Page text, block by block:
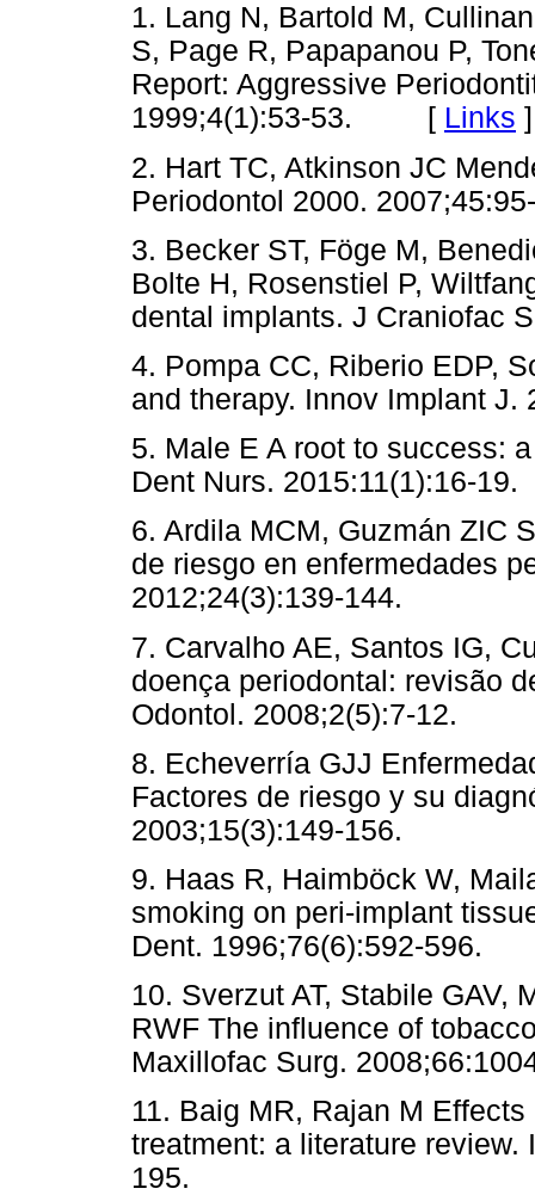
1. Lang N, Bartold M,
S, Page R, Papapanou P,
Report: Aggressive
1999;4(1):53-53. [ Links ]
2. Hart TC, Atkinson JC
Periodontol 2000.
3. Becker ST, Föge M,
Bolte H, Rosenstiel P,
dental implants. J Craniofac
4. Pompa CC, Riberio EDP,
and therapy. Innov Implant J.
5. Male E A root to success:
Dent Nurs. 2015:11(1):16-19.
6. Ardila MCM, Guzmán ZIC
de riesgo en enfermedades
2012;24(3):139-144.
7. Carvalho AE, Santos IG,
doença periodontal: revisão
Odontol. 2008;2(5):7-12.
8. Echeverría GJJ
Factores de riesgo y su
2003;15(3):149-156.
9. Haas R, Haimböck W,
smoking on peri-implant
Dent. 1996;76(6):592-596.
10. Sverzut AT, Stabile GAV,
RWF The influence of
Maxillofac Surg.
11. Baig MR, Rajan M
treatment: a literature review.
195.